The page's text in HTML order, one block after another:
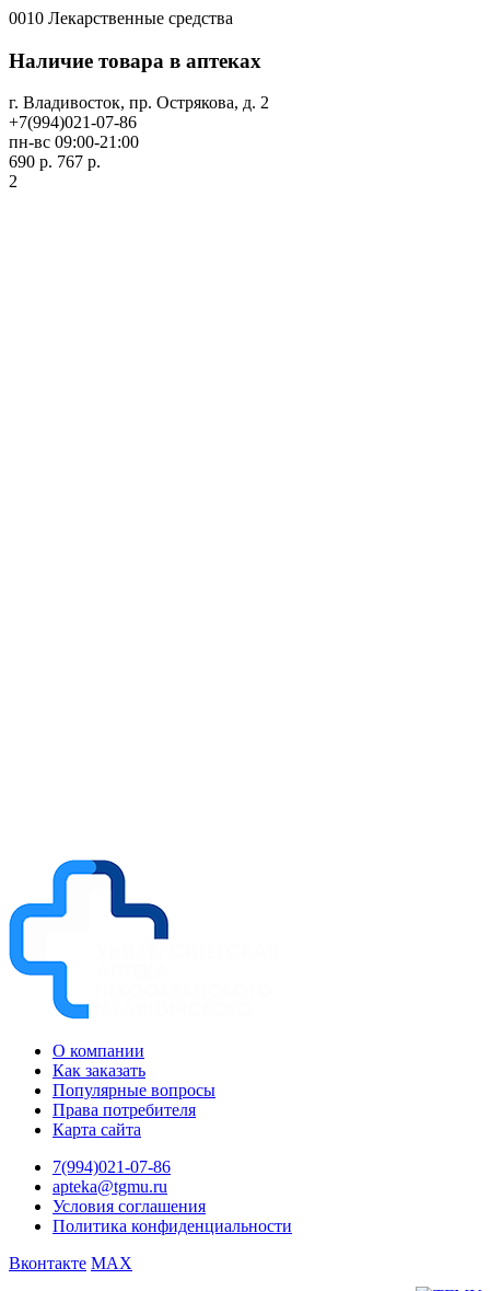
0010 Лекарственные средства
Наличие товара в аптеках
г. Владивосток, пр. Острякова, д. 2
+7(994)021-07-86
пн-вс 09:00-21:00
690 р. 767 р.
2
О компании
Как заказать
Популярные вопросы
Права потребителя
Карта сайта
7(994)021-07-86
apteka@tgmu.ru
Условия соглашения
Политика конфиденциальности
Вконтакте MAX